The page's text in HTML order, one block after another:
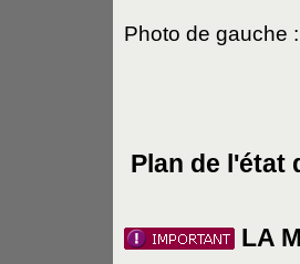
Photo de gauche
Plan de l'état
LA